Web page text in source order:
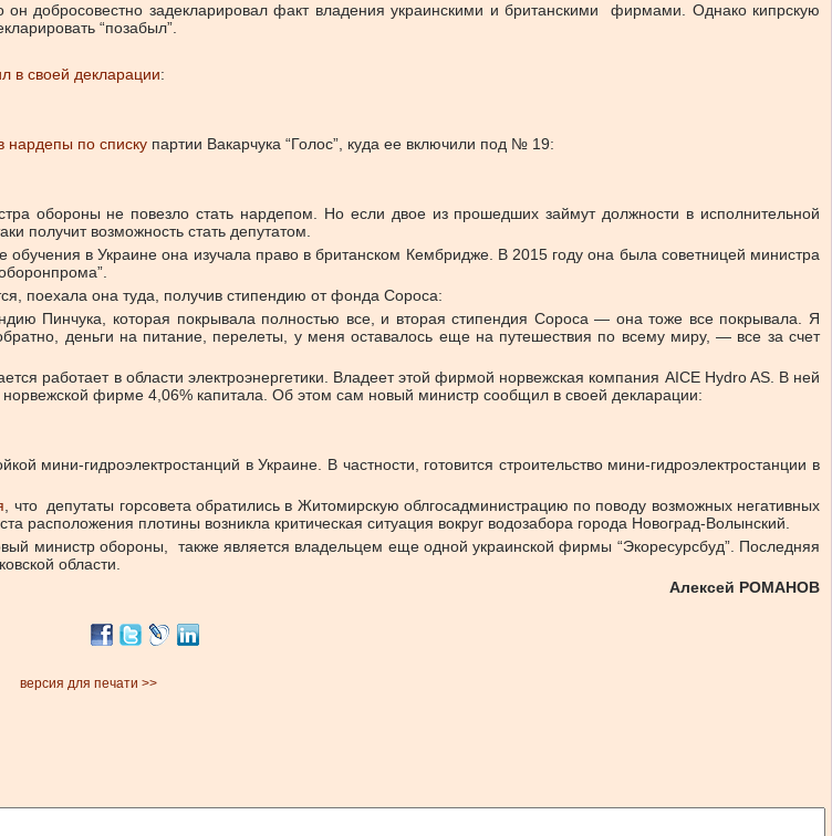
добросовестно задекларировал факт владения украинскими и британскими фирмами. Однако кипрскую
“позабыл”.
в своей декларации:
нардепы по списку партии Вакарчука “Голос”, куда ее включили под № 19:
обороны не повезло стать нардепом. Но если двое из прошедших займут должности в исполнительной
получит возможность стать депутатом.
в Украине она изучала право в британском Кембридже. В 2015 году она была советницей министра
поехала она туда, получив стипендию от фонда Сороса:
Пинчука, которая покрывала полностью все, и вторая стипендия Сороса — она тоже все покрывала. Я
деньги на питание, перелеты, у меня оставалось еще на путешествия по всему миру, — все за счет
работает в области электроэнергетики. Владеет этой фирмой норвежская компания AICE Hydro AS. В ней
фирме 4,06% капитала. Об этом сам новый министр сообщил в своей декларации:
мини-гидроэлектростанций в Украине. В частности, готовится строительство мини-гидроэлектростанции в
, что депутаты горсовета обратились в Житомирскую облгосадминистрацию по поводу возможных негативных
плотины возникла критическая ситуация вокруг водозабора города Новоград-Волынский.
министр обороны, также является владельцем еще одной украинской фирмы “Экоресурсбуд”. Последняя
области.
Алексей РОМАНОВ
версия для печати >>